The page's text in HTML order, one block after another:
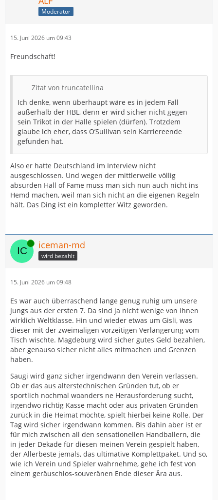
Moderator
15. Juni 2026 um 09:43
Freundschaft!
Zitat von truncatellina
Ich denke, wenn überhaupt wäre es in jedem Fall
außerhalb der HBL, denn er wird sicher nicht gegen
sein Trikot in der Halle spielen (dürfen). Trotzdem
glaube ich eher, dass O’Sullivan sein Karriereende
gefunden hat.
Also er hatte Deutschland im Interview nicht
ausgeschlossen. Und wegen der mittlerweile völlig
absurden Hall of Fame muss man sich nun auch nicht ins
Hemd machen, weil man sich nicht an die eigenen Regeln
hält. Das Ding ist ein kompletter Witz geworden.
Online iceman-md
wird bezahlt
15. Juni 2026 um 09:48
Es war auch überraschend lange genug ruhig um unsere
Jungs aus der ersten 7. Da sind ja nicht wenige von ihnen
wirklich Weltklasse. Hin und wieder etwas um Gisli, was
dieser mit der zweimaligen vorzeitigen Verlängerung vom
Tisch wischte. Magdeburg wird sicher gutes Geld bezahlen,
aber genauso sicher nicht alles mitmachen und Grenzen
haben.
Saugi wird ganz sicher irgendwann den Verein verlassen.
Ob er das aus alterstechnischen Gründen tut, ob er
sportlich nochmal woanders ne Herausforderung sucht,
irgendwo richtig Kasse macht oder aus privaten Gründen
zurück in die Heimat möchte, spielt hierbei keine Rolle. Der
Tag wird sicher irgendwann kommen. Bis dahin aber ist er
für mich zwischen all den sensationellen Handballern, die
in jeder Dekade für diesen meinen Verein gespielt haben,
der Allerbeste jemals, das ultimative Komplettpaket. Und so,
wie ich Verein und Spieler wahrnehme, gehe ich fest von
einem geräuschlos-souveränen Ende dieser Ära aus.